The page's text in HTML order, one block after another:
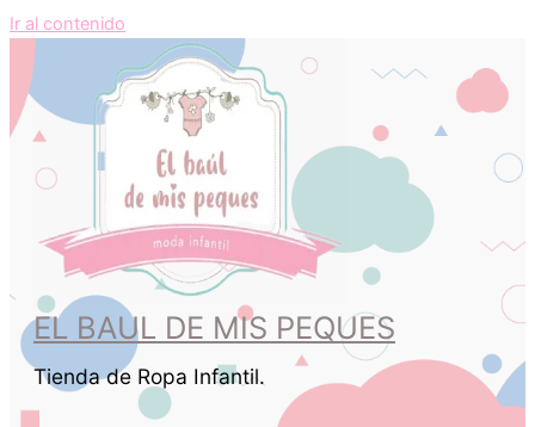
Ir al contenido
EL BAUL DE MIS PEQUES
Tienda de Ropa Infantil.